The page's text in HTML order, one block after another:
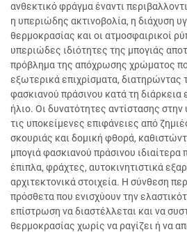
ανθεκτικό φράγμα έναντι
η υπεριώδης ακτινοβολία, η διάχυση
θερμοκρασίας και οι ατμοσφαιρικοί
υπεριώδες ιδιότητες της μπογιάς
πρόβλημα της απόχρωσης χρώματος
εξωτερικά επιχρίσματα, διατηρώντας
φασκιανού πράσινου κατά τη
ήλιο. Οι δυνατότητες αντίστασης
τις υποκείμενες επιφάνειες από
σκουριάς και δομική φθορά,
μπογιά φασκιανού πράσινου ιδιαίτερα
έπιπλα, φράχτες, αυτοκινητιστικά
αρχιτεκτονικά στοιχεία. Η σύνθεση
πρόσθετα που ενισχύουν την
επίστρωση να διαστέλλεται και να
θερμοκρασίας χωρίς να ραγίζει ή να